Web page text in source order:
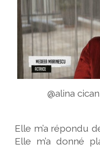
@alina
Elle m’a répondu
Elle m’a donné